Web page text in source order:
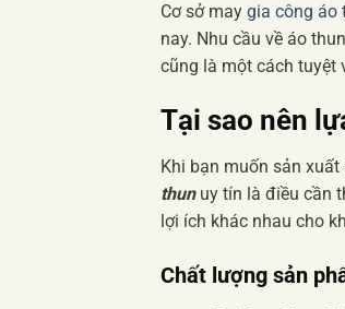
Cơ sở may gia công áo
nay. Nhu cầu về áo
cũng là một cách tuyệt
Tại sao nên
Khi bạn muốn sản
thunuy tín là điều cần
lợi ích khác nhau cho
Chất lượng sản